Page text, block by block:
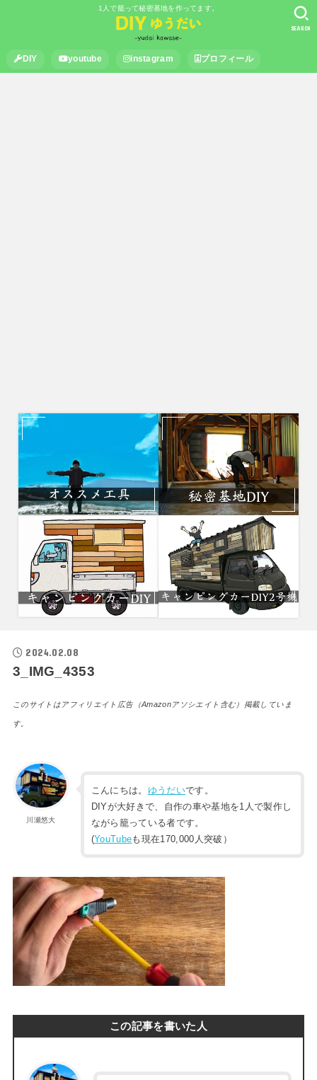
1人で籠って秘密基地を作ってます。
DIY youtube instagram プロフィール
SEARCH
2024.02.08
3_IMG_4353
このサイトはアフィリエイト広告（Amazonアソシエイト含む）掲載していま
す。
川瀬悠大
こんにちは。 ゆうだいです。
DIYが大好きで、自作の車や基地を1人で製作し
ながら籠っている者です。
(YouTubeも現在170,000人突破）
この記事を書いた人